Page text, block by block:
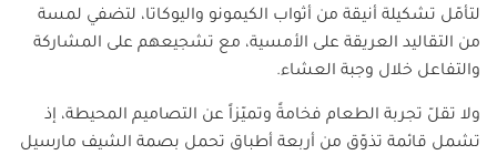
لتأمّل تشكيلة أنيقة من أثواب الكيمونو واليوكاتا، لتضفي لمسة
من التقاليد العريقة على الأمسية، مع تشجيعهم على المشاركة
والتفاعل خلال وجبة العشاء.
ولا تقلّ تجربة الطعام فخامةً وتميّزاً عن التصاميم المحيطة، إذ
تشمل قائمة تذوّق من أربعة أطباق تحمل بصمة الشيف مارسيل